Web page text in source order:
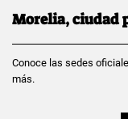
Morelia, ciudad
Conoce las sedes
más.